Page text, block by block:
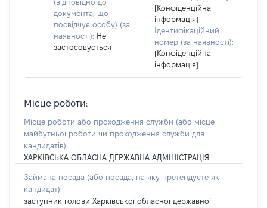
(відповідно до
документа, що
посвідчує особу) (за
наявності): Не
застосовується
[Конфіденційна
інформація]
Ідентифікаційний
номер (за наявності):
[Конфіденційна
інформація]
Місце роботи:
Місце роботи або проходження служби (або місце
майбутньої роботи чи проходження служби для
кандидатів):
ХАРКІВСЬКА ОБЛАСНА ДЕРЖАВНА АДМІНІСТРАЦІЯ
Займана посада (або посада, на яку претендуєте як
кандидат):
заступник голови Харківської обласної державної